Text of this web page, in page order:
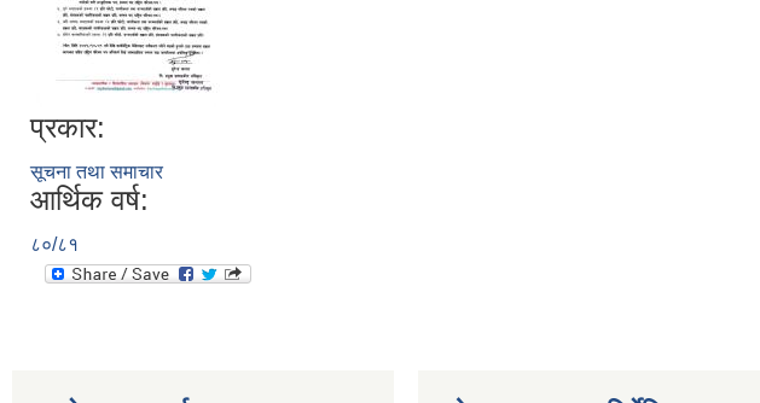
प्रकार:
सूचना तथा समाचार
आर्थिक वर्ष:
८०/८१